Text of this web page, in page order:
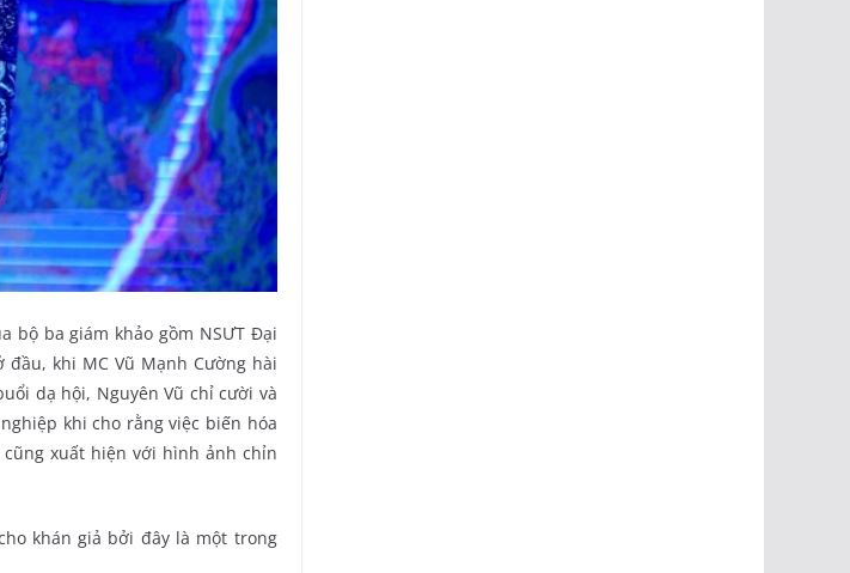
bộ ba giám khảo gồm NSƯT Đại
đầu, khi MC Vũ Mạnh Cường hài
dạ hội, Nguyên Vũ chỉ cười và
khi cho rằng việc biến hóa
xuất hiện với hình ảnh chỉn
khán giả bởi đây là một trong